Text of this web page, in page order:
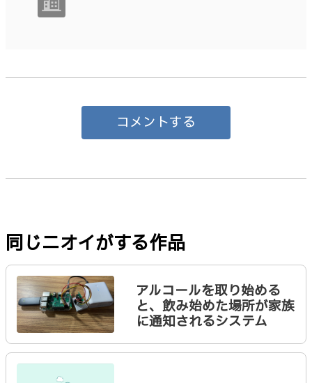
コメントする
同じニオイがする作品
アルコールを取り始める
と、飲み始めた場所が家族
に通知されるシステム